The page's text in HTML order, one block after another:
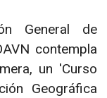
General de
contempla
un 'Curso
Geográfica